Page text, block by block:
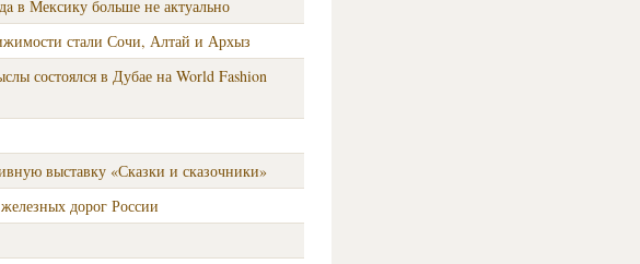
в Мексику больше не актуально
стали Сочи, Алтай и Архыз
состоялся в Дубае на World Fashion
выставку «Сказки и сказочники»
дорог России